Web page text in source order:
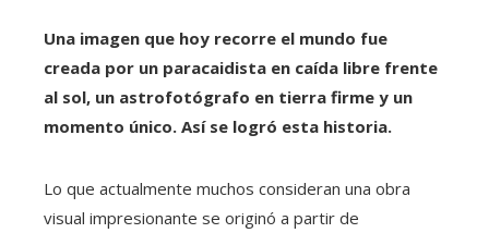
Una imagen que hoy recorre el mundo fue
creada por un paracaidista en caída libre frente
al sol, un astrofotógrafo en tierra firme y un
momento único. Así se logró esta historia.
Lo que actualmente muchos consideran una obra
visual impresionante se originó a partir de